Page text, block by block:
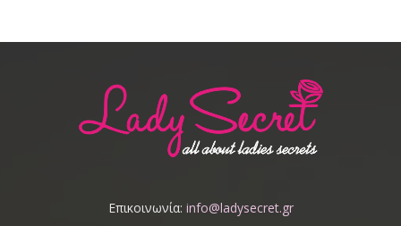
Επικοινωνία: info@ladysecret.gr